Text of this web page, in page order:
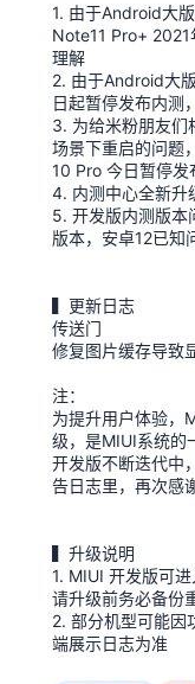
1. 由于Android大
Note11 Pro+ 2021
理解
2. 由于Android大
日起暂停发布内测
3. 为给米粉朋友们
场景下重启的问题
10 Pro 今日暂停发
4. 内测中心全新升
5. 开发版内测版本
版本，安卓12已知
▍更新日志
传送门
修复图片缓存导致
注：
为提升用户体验，
级，是MIUI系统的
开发版不断迭代中
告日志里，再次感
▍升级说明
1. MIUI 开发版可
请升级前务必备份
2. 部分机型可能因
端展示日志为准